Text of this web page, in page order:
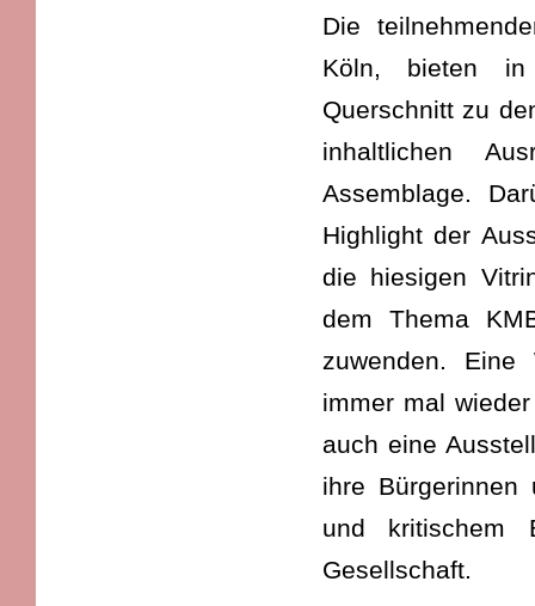
Die
Köln, bieten in
Querschnitt zu
inhaltlichen
Assemblage.
Highlight der
die hiesigen
dem Thema
zuwenden. Eine
immer mal
auch eine
ihre
und kritischem
Gesellschaft.